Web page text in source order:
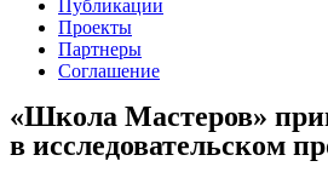
Публикации
Проекты
Партнеры
Соглашение
«Школа Мастеров»
в исследовательском